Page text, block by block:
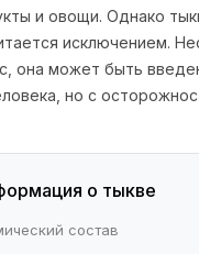
и овощи. Однако
исключением.
она может быть
но с
о тыкве
состав